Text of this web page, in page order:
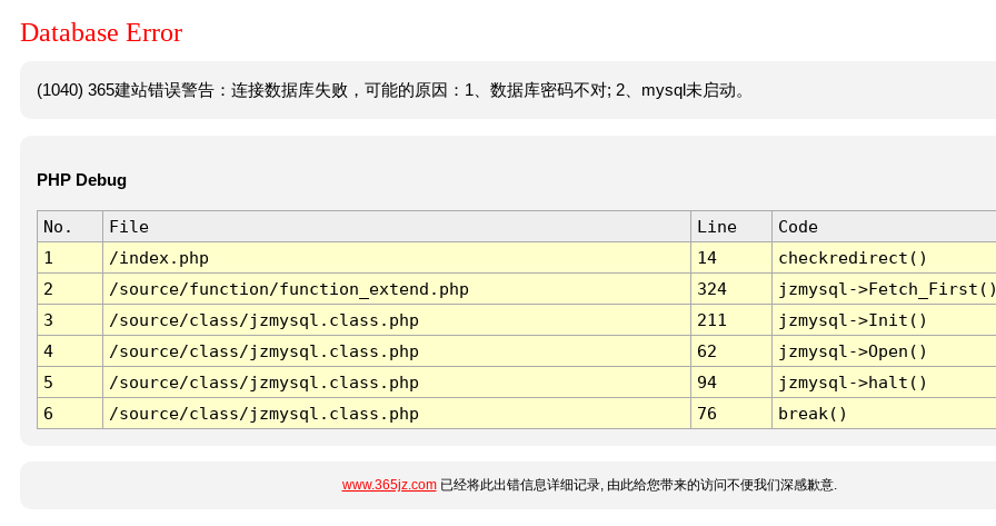
Database Error
(1040) 365建站错误警告：连接数据库失败，可能的原因：1、数据库密码不对; 2、mysql未启动。
PHP Debug
No. File Line
Code
1
/index.php 14
checkredirect()
2
/source/function/function_extend.php 324
jzmysql-
3
/source/class/jzmysql.class.php 211
jzmysql->Init()
4
/source/class/jzmysql.class.php 62
jzmysql->Open()
5
/source/class/jzmysql.class.php 94
jzmysql->halt()
6
/source/class/jzmysql.class.php 76 break()
www.365jz.com已经将此出错信息详细记录, 由此给您带来的访问不便我们深感歉意.